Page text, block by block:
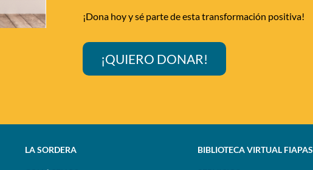
¡Dona hoy y sé parte de esta transformación positiva!
¡QUIERO DONAR!
LA SORDERA BIBLIOTECA VIRTUAL FIAPAS